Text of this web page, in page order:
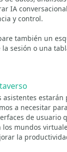
IA
y control.
también un
sesión o una
asistentes estarán
a necesitar
de usuario
los mundos
la